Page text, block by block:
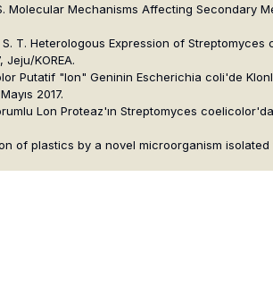
Molecular Mechanisms Affecting Secondary
S. T. Heterologous Expression of
KOREA.
Putatif "lon" Geninin Escherichia coli'de
2017.
Lon Proteaz'ın Streptomyces
of plastics by a novel microorganism